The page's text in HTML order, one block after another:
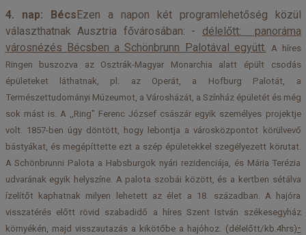
4. nap: BécsEzen a napon két programlehetőség közül
választhatnak Ausztria fővárosában: - délelőtt: panoráma
városnézés Bécsben a Schönbrunn Palotával együtt. A híres
Ringen buszozva az Osztrák-Magyar Monarchia alatt épült csodás
épületeket láthatnak, pl: az Operát, a Hofburg Palotát, a
Természettudományi Múzeumot, a Városházát, a Színház épületét és még
sok mást is. A ,,Ring" Ferenc József császár egyik személyes projektje
volt. 1857-ben úgy döntött, hogy lebontja a városközpontot körülvevő
bástyákat, és megépíttette ezt a szép épületekkel szegélyezett körutat.
A Schönbrunni Palota a Habsburgok nyári rezidenciája, és Mária Terézia
udvarának egyik helyszíne. A palota szobái között, és a kertben sétálva
ízelítőt kaphatnak milyen lehetett az élet a 18. században. A hajóra
visszatérés előtt rövid szabadidő a híres Szent István székesegyház
környékén, majd visszautazás a kikötőbe a hajóhoz. (délelőtt/kb.4hrs)-